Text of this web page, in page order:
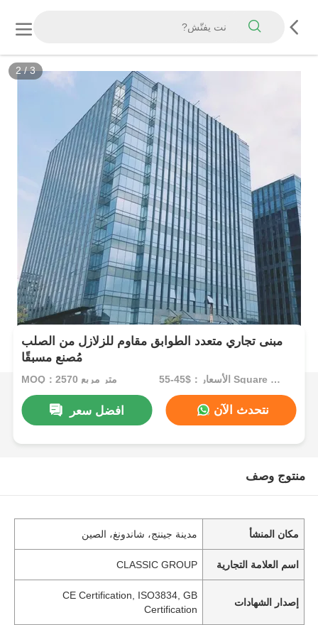
2/3
مبنى تجاري متعدد الطوابق مقاوم للزلازل من الصلب
مُصنع مسبقًا
MOQ：2570 متر مربع الأسعار：$45-55 Square Meters
افضل سعر نتحدث الآن
منتوج وصف
مكان المنشأ مدينة جيننج، شاندونغ، الصين
اسم العلامة التجارية CLASSIC GROUP
إصدار الشهادات
CE Certification, ISO3834, GB
Certification